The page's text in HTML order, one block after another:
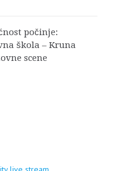
počinje:
škola – Kruna
scene